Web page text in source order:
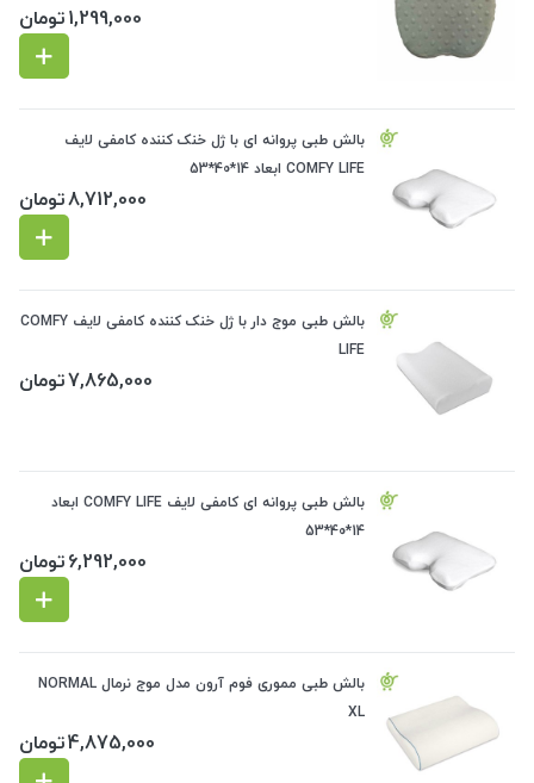
1,299,000تومان
بالش طبی پروانه ای با ژل خنک کننده کامفی لایف
COMFY LIFE ابعاد 14*40*53
8,712,000تومان
بالش طبی موج دار با ژل خنک کننده کامفی لایف COMFY
LIFE
7,865,000تومان
بالش طبی پروانه ای کامفی لایف COMFY LIFE ابعاد
14*40*53
6,292,000تومان
بالش طبی مموری فوم آرون مدل موج نرمال NORMAL
XL
4,875,000تومان